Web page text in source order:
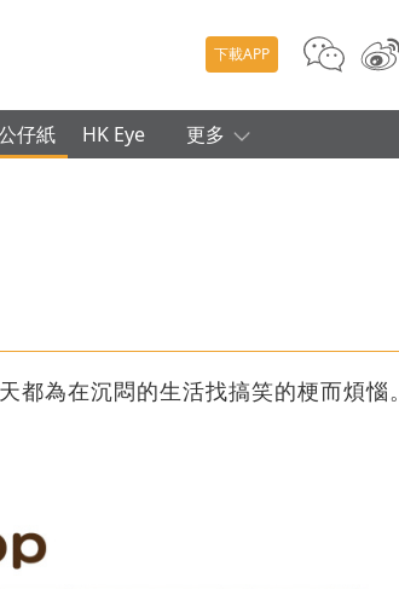
下載APP
仔紙 HK Eye 更多
為在沉悶的生活找搞笑的梗而煩惱。